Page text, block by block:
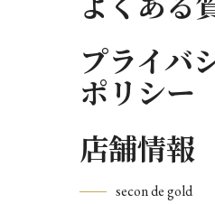
プライバ
ポリシー
店舗情報
secon de gold